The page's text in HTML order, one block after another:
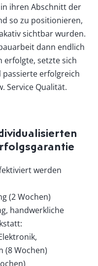
ihren Abschnitt der
so zu positionieren,
sichtbar wurden.
dann endlich
erfolgte, setzte sich
passierte erfolgreich
Service Qualität.
werden
(2 Wochen)
handwerkliche
(8 Wochen)